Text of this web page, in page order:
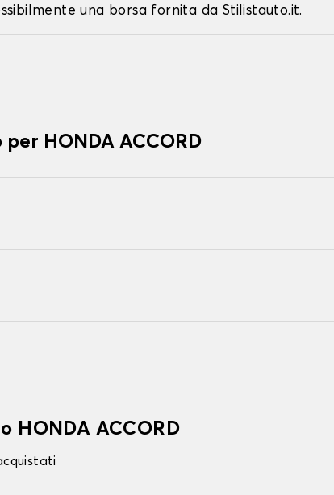
una borsa fornita da Stilistauto.it.
HONDA ACCORD
HONDA ACCORD